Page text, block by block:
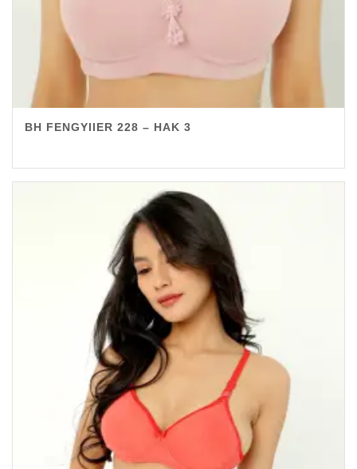
BH FENGYIIER 228 – HAK 3